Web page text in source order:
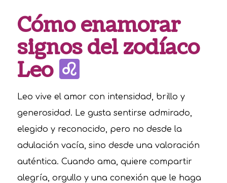
Cómo enamorar
signos del zodíaco
Leo
Leo vive el amor con intensidad, brillo y
generosidad. Le gusta sentirse admirado,
elegido y reconocido, pero no desde la
adulación vacía, sino desde una valoración
auténtica. Cuando ama, quiere compartir
alegría, orgullo y una conexión que le haga